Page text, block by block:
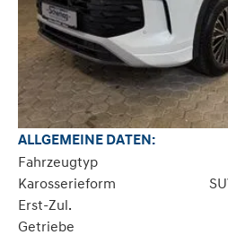
ALLGEMEINE DATEN:
Fahrzeugtyp
Karosserieform
Erst-Zul.
Getriebe